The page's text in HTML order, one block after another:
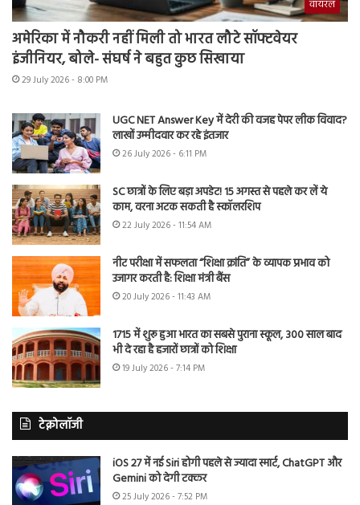
वायरल
अमेरिका में नौकरी नहीं मिली तो भारत लौटे सॉफ्टवेयर
इंजीनियर, बोले- संघर्ष ने बहुत कुछ सिखाया
29 July 2026 - 8:00 PM
UGC NET Answer Key में देरी की वजह पेपर लीक विवाद?
लाखों उम्मीदवार कर रहे इंतजार
26 July 2026 - 6:11 PM
SC छात्रों के लिए बड़ा अपडेट! 15 अगस्त से पहले कर लें ये
काम, वरना अटक सकती है स्कॉलरशिप
22 July 2026 - 11:54 AM
नीट परीक्षा में सफलता “शिक्षा क्रांति” के व्यापक प्रभाव को
उजागर करती है: शिक्षा मंत्री बैंस
20 July 2026 - 11:43 AM
1715 में शुरू हुआ भारत का सबसे पुराना स्कूल, 300 साल बाद
भी दे रहा है हजारों छात्रों को शिक्षा
19 July 2026 - 7:14 PM
टेक्नोलॉजी
iOS 27 में नई Siri होगी पहले से ज्यादा स्मार्ट, ChatGPT और
Gemini को देगी टक्कर
25 July 2026 - 7:52 PM